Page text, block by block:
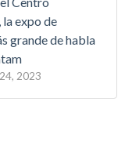
expo de
grande de habla
2023